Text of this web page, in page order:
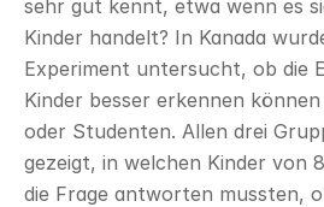
sehr gut kennt, etwa wenn es
Kinder handelt? In Kanada
Experiment untersucht, ob die
Kinder besser erkennen
oder Studenten. Allen drei
gezeigt, in welchen Kinder von
die Frage antworten mussten,